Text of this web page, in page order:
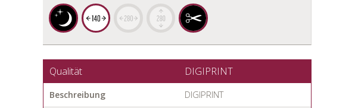
Qualität DIGIPRINT
Beschreibung DIGIPRINT